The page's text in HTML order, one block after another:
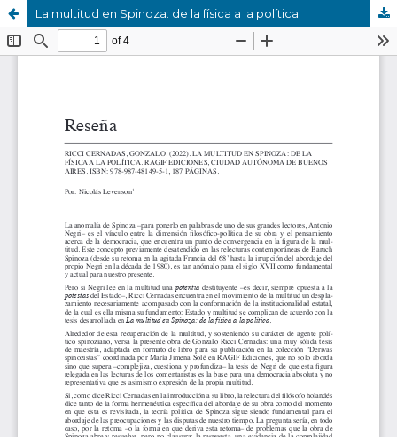
La multitud en Spinoza: de la física a la política.